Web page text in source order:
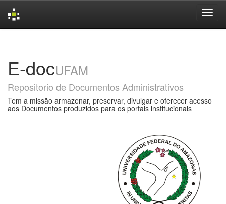
E-docUFAM
Repositorio de Documentos Administrativos
Tem a missão armazenar, preservar, divulgar e oferecer acesso
aos Documentos produzidos para os portais institucionais